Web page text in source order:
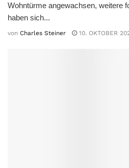
Wohntürme angewachsen, weitere
haben sich...
von Charles Steiner 10. OKTOBER